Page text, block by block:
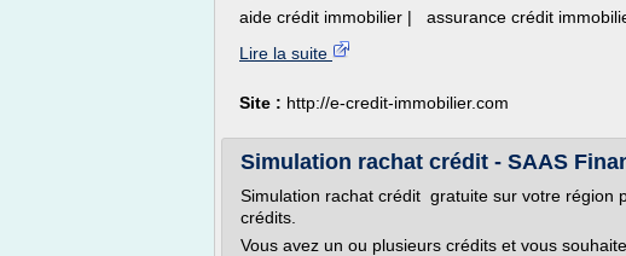
aide crédit immobilier | assurance crédit
Lire la suite
Site : http://e-credit-immobilier.com
Simulation rachat crédit - SAAS
Simulation rachat crédit gratuite sur votre région
crédits.
Vous avez un ou plusieurs crédits et vous